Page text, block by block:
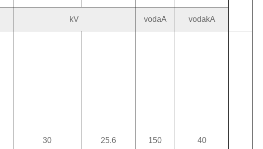
kV vodaA vodakA
30 25.6 150 40